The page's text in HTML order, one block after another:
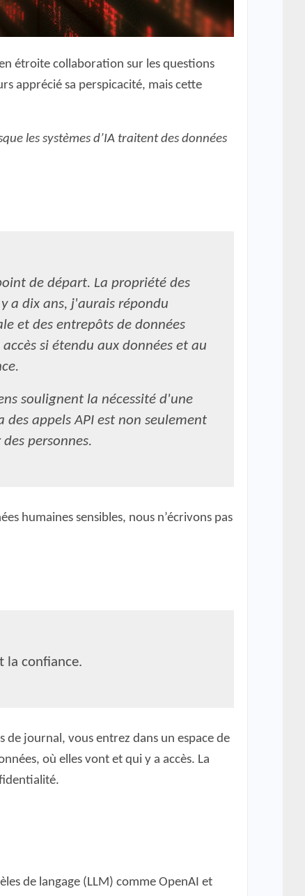
étroite collaboration sur les questions
apprécié sa perspicacité, mais cette
les systèmes d’IA traitent des données
de départ. La propriété des
a dix ans, j'aurais répondu
et des entrepôts de données
si étendu aux données et au
soulignent la nécessité d'une
appels API est non seulement
personnes.
humaines sensibles, nous n’écrivons pas
la confiance.
de journal, vous entrez dans un espace de
où elles vont et qui y a accès. La
de langage (LLM) comme OpenAI et